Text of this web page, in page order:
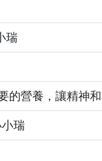
瑞
的營養，讓精神
瑞